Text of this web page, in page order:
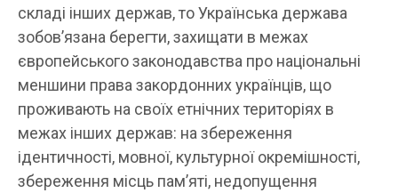
складі інших держав, то Українська держава
зобов’язана берегти, захищати в межах
європейського законодавства про національні
меншини права закордонних українців, що
проживають на своїх етнічних територіях в
межах інших держав: на збереження
ідентичності, мовної, культурної окремішності,
збереження місць пам’яті, недопущення